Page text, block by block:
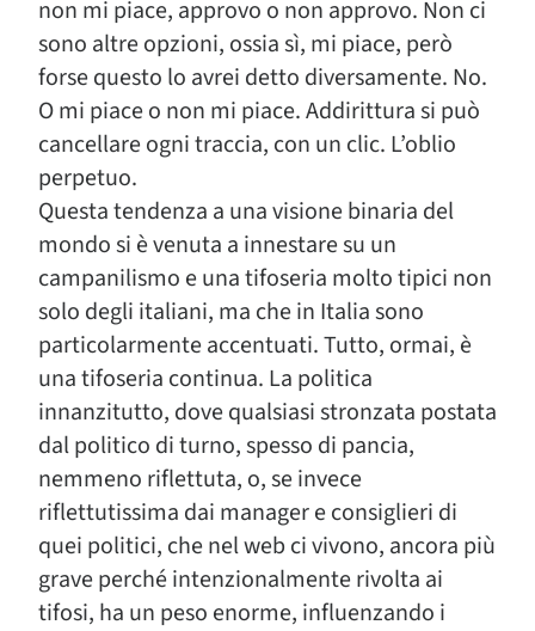
non mi piace, approvo o non approvo. Non ci
sono altre opzioni, ossia sì, mi piace, però
forse questo lo avrei detto diversamente. No.
O mi piace o non mi piace. Addirittura si può
cancellare ogni traccia, con un clic. L’oblio
perpetuo.
Questa tendenza a una visione binaria del
mondo si è venuta a innestare su un
campanilismo e una tifoseria molto tipici non
solo degli italiani, ma che in Italia sono
particolarmente accentuati. Tutto, ormai, è
una tifoseria continua. La politica
innanzitutto, dove qualsiasi stronzata postata
dal politico di turno, spesso di pancia,
nemmeno riflettuta, o, se invece
riflettutissima dai manager e consiglieri di
quei politici, che nel web ci vivono, ancora più
grave perché intenzionalmente rivolta ai
tifosi, ha un peso enorme, influenzando i